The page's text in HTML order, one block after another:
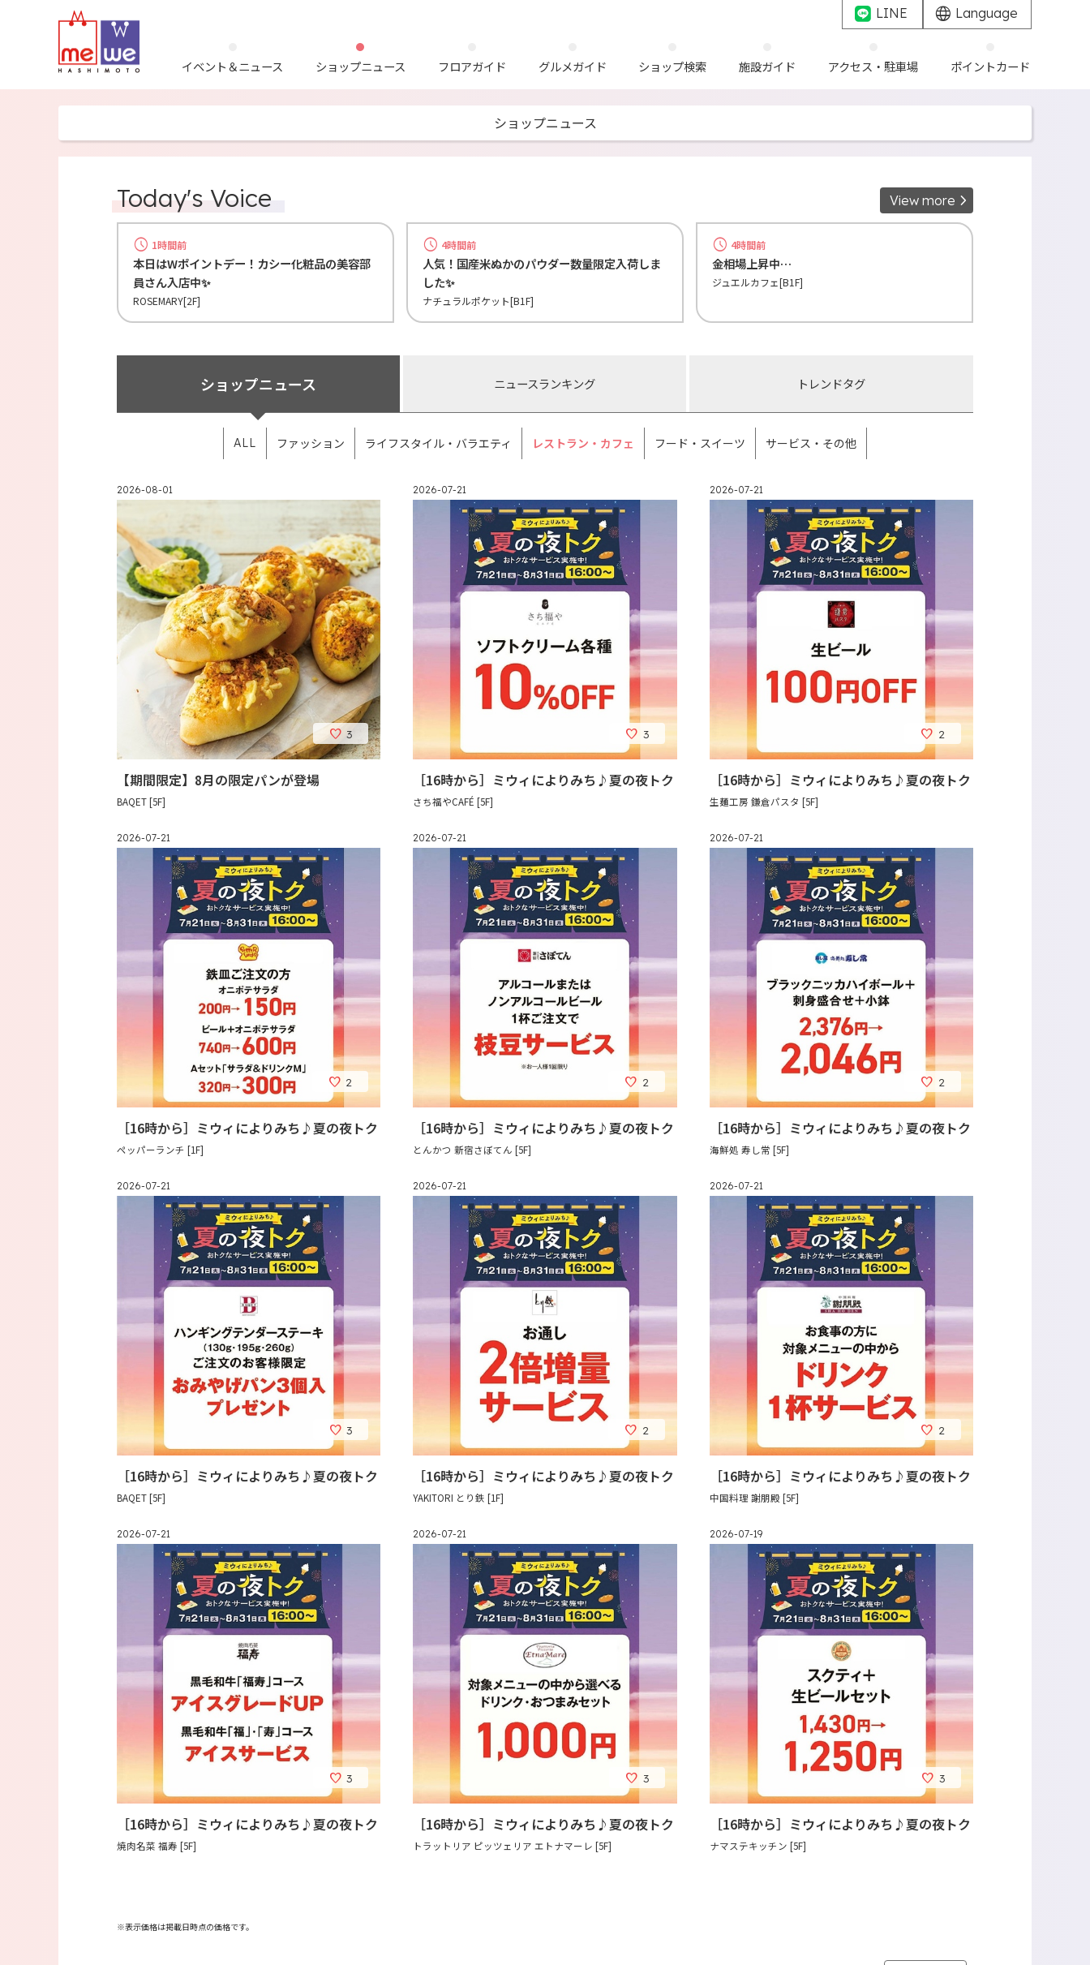
LINE Language
イベント＆ニュース ショップニュース フロアガイド グルメガイド ショップ検索 施設ガイド アクセス・駐車場 ポイントカード
ショップニュース
Today's Voice View more
1時間前
本日はWポイントデー！カシー化粧品の美容部
員さん入店中✨
ROSEMARY[2F]
4時間前
人気！国産米ぬかのパウダー数量限定入荷しま
した✨
ナチュラルポケット[B1F]
4時間前
金相場上昇中…
ジュエルカフェ[B1F]
ショップニュース ニュースランキング トレンドタグ
ALL ファッション ライフスタイル・バラエティ レストラン・カフェ フード・スイーツ サービス・その他
2026-08-01
【期間限定】8月の限定パンが登場
BAQET [5F]
3
2026-07-21
［16時から］ミウィによりみち♪夏の夜トク
さち福やCAFÉ [5F]
3
2026-07-21
［16時から］ミウィによりみち♪夏の夜トク
生麺工房 鎌倉パスタ [5F]
2
2026-07-21
［16時から］ミウィによりみち♪夏の夜トク
ペッパーランチ [1F]
2
2026-07-21
［16時から］ミウィによりみち♪夏の夜トク
とんかつ 新宿さぼてん [5F]
2
2026-07-21
［16時から］ミウィによりみち♪夏の夜トク
海鮮処 寿し常 [5F]
2
2026-07-21
［16時から］ミウィによりみち♪夏の夜トク
BAQET [5F]
3
2026-07-21
［16時から］ミウィによりみち♪夏の夜トク
YAKITORI とり鉄 [1F]
2
2026-07-21
［16時から］ミウィによりみち♪夏の夜トク
中国料理 謝朋殿 [5F]
2
2026-07-21
［16時から］ミウィによりみち♪夏の夜トク
焼肉名菜 福寿 [5F]
3
2026-07-21
［16時から］ミウィによりみち♪夏の夜トク
トラットリア ピッツェリア エトナマーレ [5F]
3
2026-07-19
［16時から］ミウィによりみち♪夏の夜トク
ナマステキッチン [5F]
3
※表示価格は掲載日時点の価格です。